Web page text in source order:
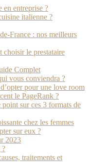
en entreprise ?
italienne ?
France : nos meilleurs
choisir le prestataire
Complet
vous conviendra ?
pour une love room
le PageRank ?
sur ces 3 formats de
chez les femmes
sur eux ?
2023
?
traitements et